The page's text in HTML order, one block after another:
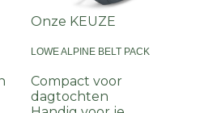
Onze KEUZE
LOWE ALPINE BELT PACK
Compact voor
dagtochten